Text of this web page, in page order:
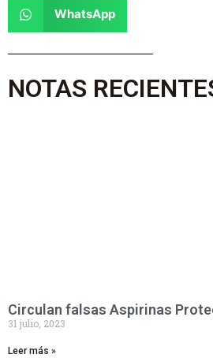
WhatsApp
NOTAS
Circulan falsas Aspirinas
31 julio, 2023
Leer más »